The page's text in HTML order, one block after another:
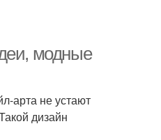
модные
арта не устают
дизайн